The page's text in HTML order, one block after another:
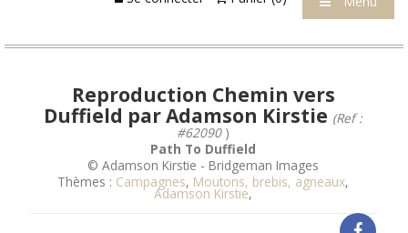
Reproduction Chemin vers
Duffield par Adamson Kirstie (Ref :
#62090)
Path To Duffield
© Adamson Kirstie - Bridgeman Images
Thèmes : Campagnes, Moutons, brebis, agneaux,
Adamson Kirstie,